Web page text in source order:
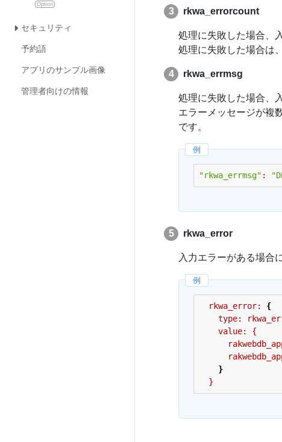
Option
セキュリティ
予約語
アプリのサンプル画像
管理者向けの情報
rkwa_errorcount
処理に失敗した場合、
処理に失敗した場合は
rkwa_errmsg
処理に失敗した場合、
エラーメッセージが複
です。
"rkwa_errmsg" :
rkwa_error
入力エラーがある場合
rkwa_error:
{
type:
value:
{
}
}